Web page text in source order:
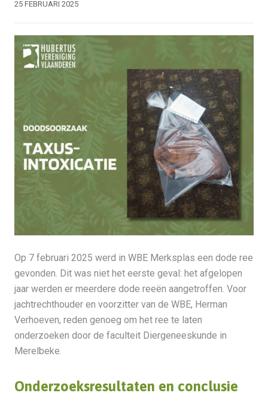
25 FEBRUARI 2025
Op 7 februari 2025 werd in WBE Merksplas een dode ree
gevonden. Dit was niet het eerste geval: het afgelopen
jaar werden er meerdere dode reeën aangetroffen. Voor
jachtrechthouder en voorzitter van de WBE, Herman
Verhoeven, reden genoeg om het ree te laten
onderzoeken door de faculteit Diergeneeskunde in
Merelbeke.
Onderzoeksresultaten en conclusie